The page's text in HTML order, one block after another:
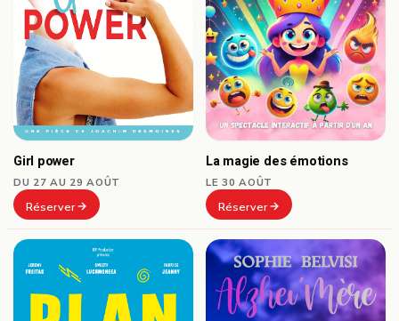
Girl power
DU 27 AU 29 AOÛT
Réserver
La magie des émotions
LE 30 AOÛT
Réserver